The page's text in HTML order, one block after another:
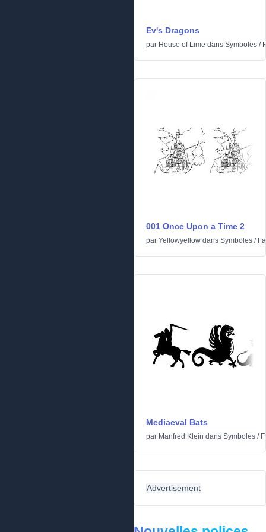
Ev's Dragons
par House of Lime dans Symboles /
001 Once Upon a Time 2
par Yellowyellow dans Symboles /
Mediaeval Bats
par Manfred Klein dans Symboles /
Advertisement